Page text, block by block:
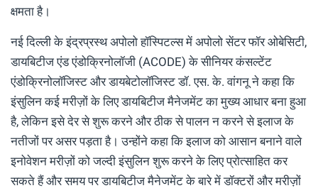
क्षमता है।
नई दिल्ली के इंद्रप्रस्थ अपोलो हॉस्पिटल्स में अपोलो सेंटर फॉर ओबेसिटी,
डायबिटीज एंड एंडोक्रिनोलॉजी (ACODE) के सीनियर कंसल्टेंट
एंडोक्रिनोलॉजिस्ट और डायबेटोलॉजिस्ट डॉ. एस. के. वांगनू ने कहा कि
इंसुलिन कई मरीज़ों के लिए डायबिटीज मैनेजमेंट का मुख्य आधार बना हुआ
है, लेकिन इसे देर से शुरू करने और ठीक से पालन न करने से इलाज के
नतीजों पर असर पड़ता है। उन्होंने कहा कि इलाज को आसान बनाने वाले
इनोवेशन मरीज़ों को जल्दी इंसुलिन शुरू करने के लिए प्रोत्साहित कर
सकते हैं और समय पर डायबिटीज मैनेजमेंट के बारे में डॉक्टरों और मरीज़ों